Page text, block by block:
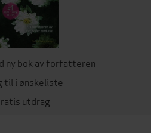
ny bok av forfatteren
til i ønskeliste
utdrag